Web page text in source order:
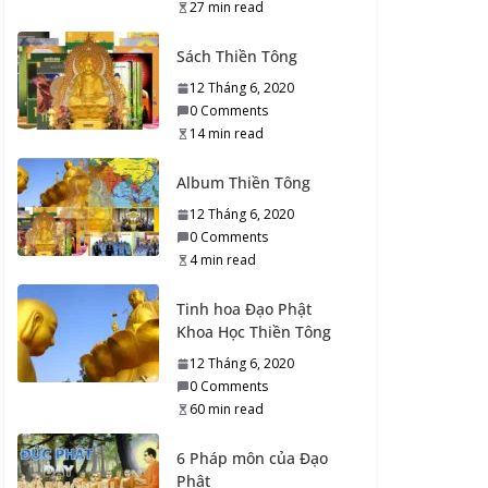
Kinh Cầu An Chùa
Thiền Tông Tân Diệu
5 Tháng 8, 2020
0 Comments
6 min read
Tổ Thứ nhất
4 Tháng 8, 2020
0 Comments
Thanh Tịnh của Phật
Tánh
9 min read
27 min read
Sách Thiền Tông
12 Tháng 6, 2020
0 Comments
14 min read
Album Thiền Tông
12 Tháng 6, 2020
0 Comments
4 min read
Tinh hoa Đạo Phật
Khoa Học Thiền Tông
12 Tháng 6, 2020
0 Comments
60 min read
6 Pháp môn của Đạo
Phật